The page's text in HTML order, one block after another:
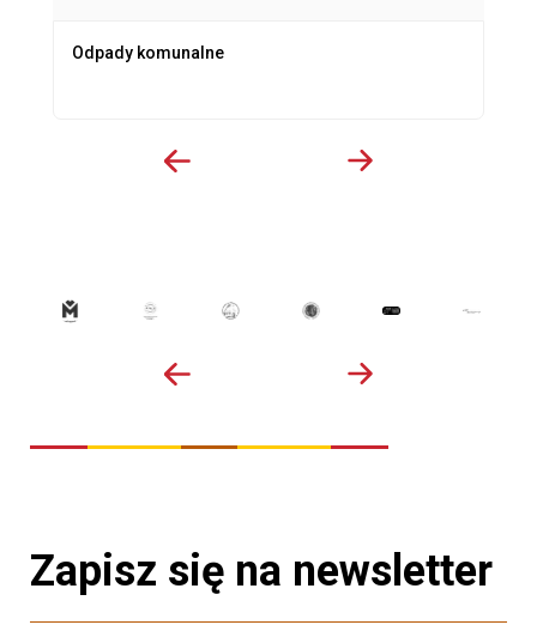
Odpady komunalne
Zapisz się na newsletter